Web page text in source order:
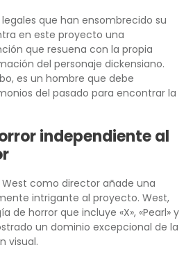
que han ensombrecido su
en este proyecto una
que resuena con la propia
del personaje dickensiano.
es un hombre que debe
del pasado para encontrar la
independiente al
como director añade una
intrigante al proyecto. West,
de horror que incluye «X», «Pearl» y
un dominio excepcional de la
visual.